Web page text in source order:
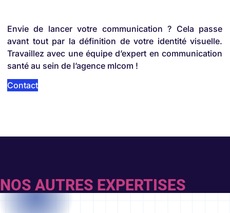
Envie de lancer votre communication ? Cela passe
avant tout par la définition de votre identité visuelle.
Travaillez avec une équipe d’expert en communication
santé au sein de l’agence mlcom !
Contact
NOS AUTRES EXPERTISES